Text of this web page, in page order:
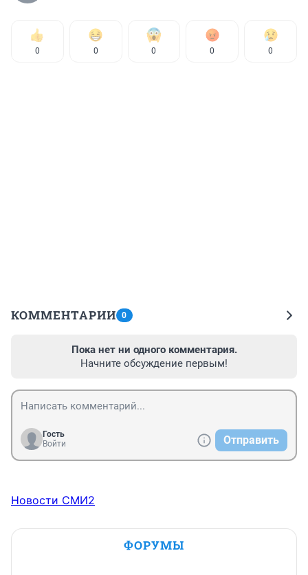
0 0 0 0 0
КОММЕНТАРИИ 0
Пока нет ни одного комментария.
Начните обсуждение первым!
Гость
Войти
Отправить
Новости СМИ2
ФОРУМЫ